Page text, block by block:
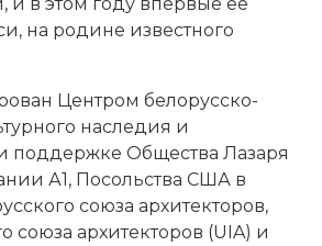
на родине известного
Центром белорусско-
наследия и
поддержке Общества Лазаря
А1, Посольства США в
союза архитекторов,
союза архитекторов (UIA) и